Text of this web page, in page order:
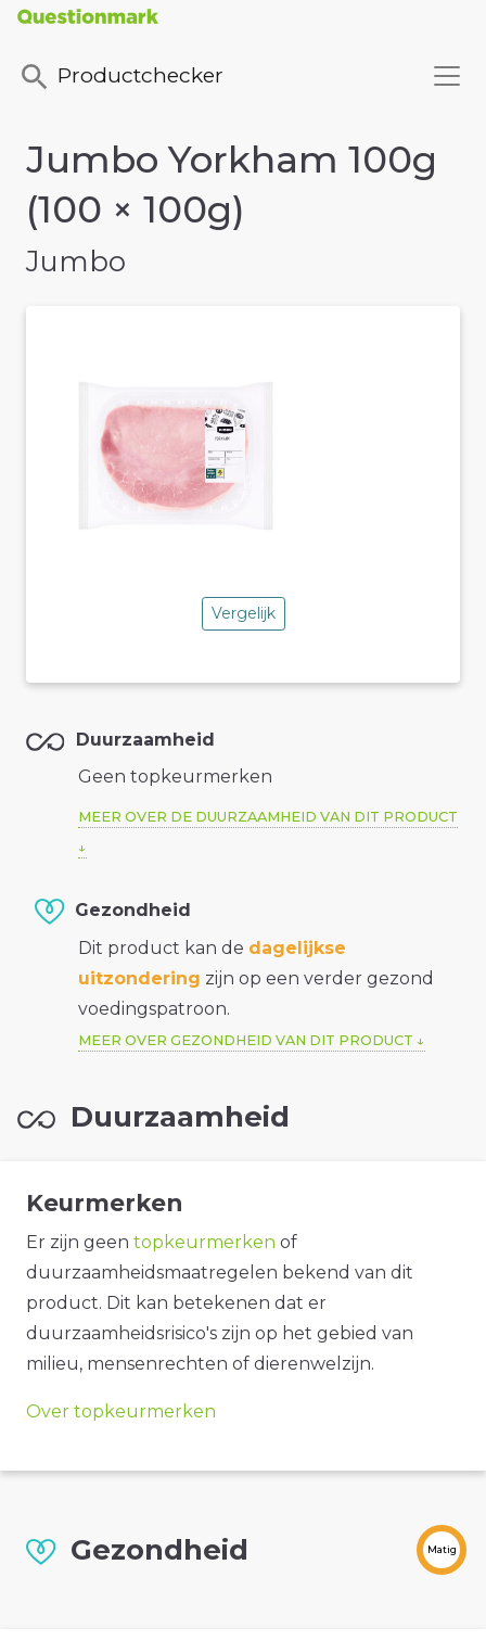
Productchecker
Jumbo Yorkham 100g
(100 × 100g)
Jumbo
Vergelijk
Duurzaamheid
Geen topkeurmerken
MEER OVER DE DUURZAAMHEID VAN DIT PRODUCT
Gezondheid
Dit product kan de dagelijkse
uitzondering zijn op een verder gezond
voedingspatroon.
MEER OVER GEZONDHEID VAN DIT PRODUCT
Duurzaamheid
Keurmerken
Er zijn geen topkeurmerken of
duurzaamheidsmaatregelen bekend van dit
product. Dit kan betekenen dat er
duurzaamheidsrisico's zijn op het gebied van
milieu, mensenrechten of dierenwelzijn.
Over topkeurmerken
Gezondheid Matig